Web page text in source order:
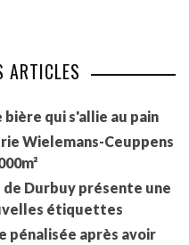
ARTICLES
bière qui s'allie au pain
Wielemans-Ceuppens
de Durbuy présente une
étiquettes
pénalisée après avoir